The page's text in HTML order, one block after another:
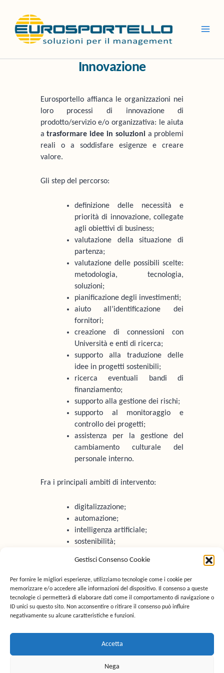
Gestisci Consenso Cookie
Per fornire le migliori esperienze, utilizziamo tecnologie come i cookie per
memorizzare e/o accedere alle informazioni del dispositivo. Il consenso a queste
tecnologie ci permetterà di elaborare dati come il comportamento di navigazione o
ID unici su questo sito. Non acconsentire o ritirare il consenso può influire
negativamente su alcune caratteristiche e funzioni.
Accetta
Nega
contenuto
Innovazione
Eurosportello affianca le organizzazioni nei
loro processi di innovazione di
prodotto/servizio e/o organizzativa: le aiuta
atrasformare idee in soluzionia problemi
reali o a soddisfare esigenze e creare
valore.
Gli step del percorso:
definizione delle necessità e
priorità di innovazione, collegate
agli obiettivi di business;
valutazione della situazione di
partenza;
valutazione delle possibili scelte:
metodologia, tecnologia,
soluzioni;
pianificazione degli investimenti;
aiuto all’identificazione dei
fornitori;
creazione di connessioni con
Università e enti di ricerca;
supporto alla traduzione delle
idee in progetti sostenibili;
ricerca eventuali bandi di
finanziamento;
supporto alla gestione dei rischi;
supporto al monitoraggio e
controllo dei progetti;
assistenza per la gestione del
cambiamento culturale del
personale interno.
Fra i principali ambiti di intervento:
digitalizzazione;
automazione;
intelligenza artificiale;
sostenibilità;
Innovare per competere